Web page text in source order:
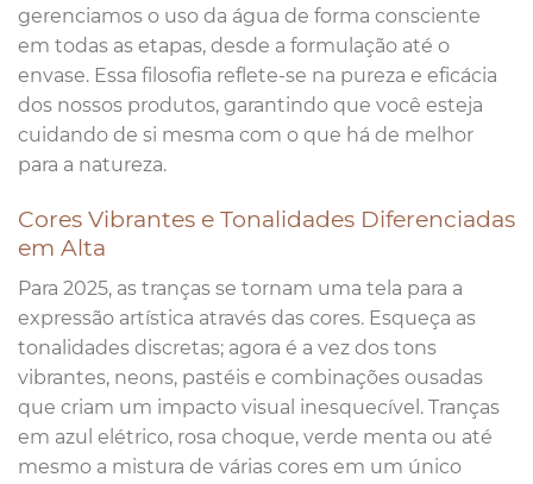
gerenciamos o uso da água de forma consciente
em todas as etapas, desde a formulação até o
envase. Essa filosofia reflete-se na pureza e eficácia
dos nossos produtos, garantindo que você esteja
cuidando de si mesma com o que há de melhor
para a natureza.
Cores Vibrantes e Tonalidades Diferenciadas
em Alta
Para 2025, as tranças se tornam uma tela para a
expressão artística através das cores. Esqueça as
tonalidades discretas; agora é a vez dos tons
vibrantes, neons, pastéis e combinações ousadas
que criam um impacto visual inesquecível. Tranças
em azul elétrico, rosa choque, verde menta ou até
mesmo a mistura de várias cores em um único